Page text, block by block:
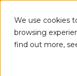
We use cookies
browsing
find out more,